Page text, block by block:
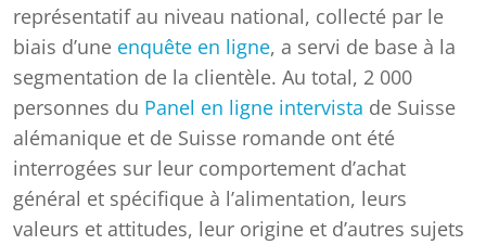
représentatif au niveau national, collecté par le
biais d’une enquête en ligne, a servi de base à la
segmentation de la clientèle. Au total, 2 000
personnes du Panel en ligne intervista de Suisse
alémanique et de Suisse romande ont été
interrogées sur leur comportement d’achat
général et spécifique à l’alimentation, leurs
valeurs et attitudes, leur origine et d’autres sujets